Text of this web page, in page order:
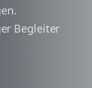
Begleiter